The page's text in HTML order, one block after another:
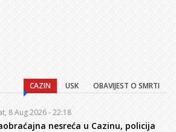
CAZIN USK OBAVIJEST O SMRTI
8 Aug 2026 - 22:18
nesreća u Cazinu, policija